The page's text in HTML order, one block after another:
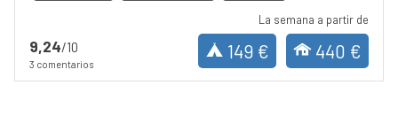
9,24/10
3 comentarios
La semana a partir de
149 € 440 €